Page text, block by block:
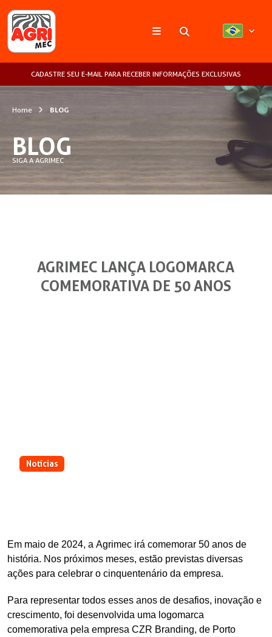
Pesquisar
CADASTRE SEU E-MAIL PARA RECEBER INFORMAÇÕES EXCLUSIVAS
Home BLOG
BLOG
SIGA A AGRIMEC
AGRIMEC LANÇA LOGOMARCA
COMEMORATIVA DE 50 ANOS
Notícias
Em maio de 2024, a Agrimec irá comemorar 50 anos de
história. Nos próximos meses, estão previstas diversas
ações para celebrar o cinquentenário da empresa.
Para representar todos esses anos de desafios, inovação e
crescimento, foi desenvolvida uma logomarca
comemorativa pela empresa CZR Branding, de Porto